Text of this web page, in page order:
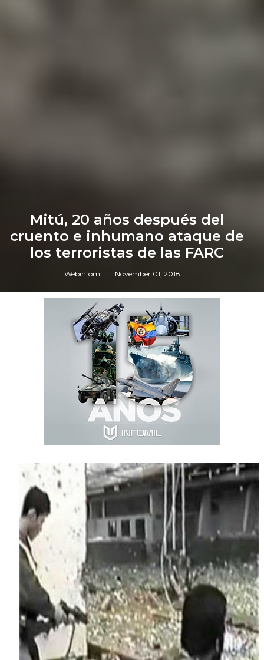
Mitú, 20 años después del
cruento e inhumano ataque de
los terroristas de las FARC
Webinfomil November 01, 2018